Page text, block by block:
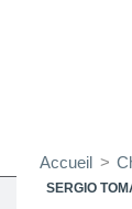
Accueil >
SERGIO